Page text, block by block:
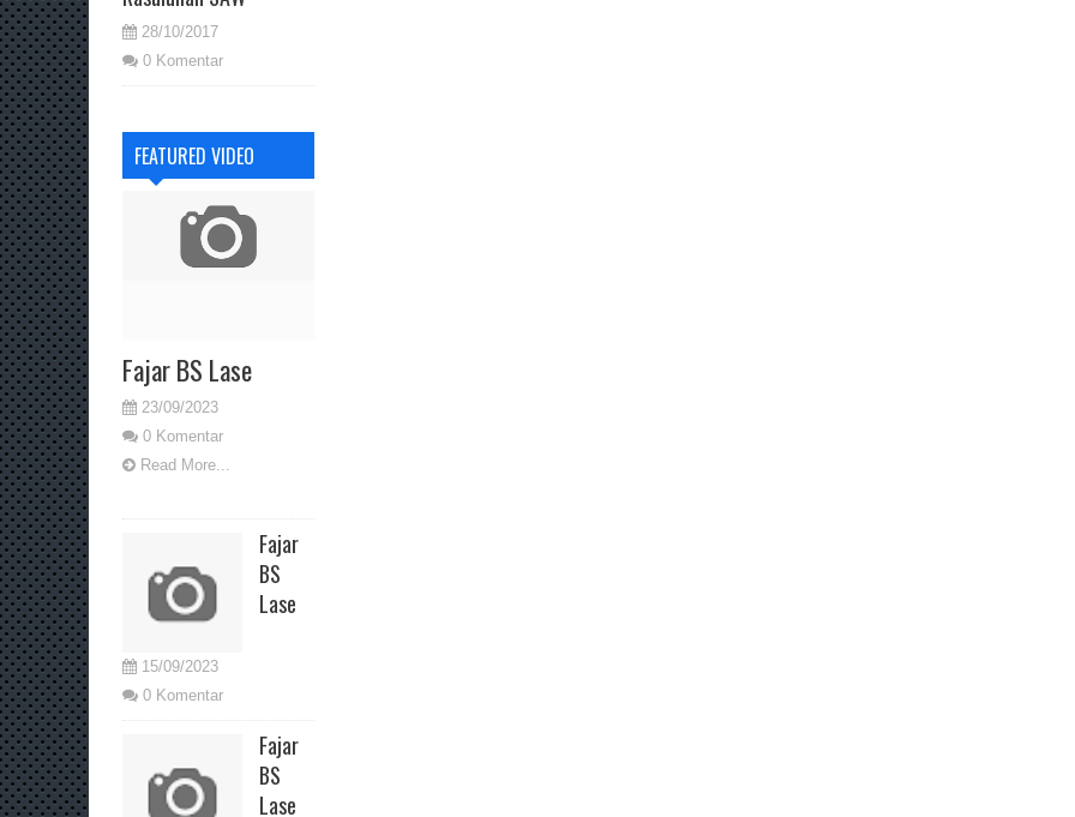
28/10/2017
0 Komentar
FEATURED VIDEO
Fajar BS Lase
23/09/2023
0 Komentar
Read More...
Fajar
BS
Lase
15/09/2023
0 Komentar
Fajar
BS
Lase